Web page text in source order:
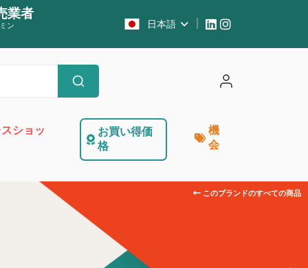
業者
ン
日本語
ショッ
お買い得価
格
機
会
このブランドのすべての商品